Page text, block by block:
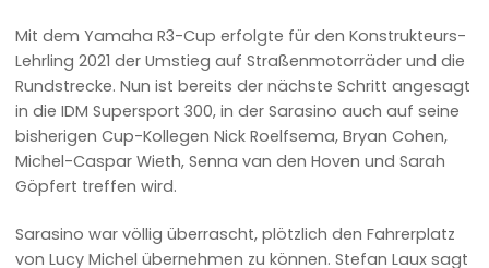
Mit dem Yamaha R3-Cup erfolgte für den Konstrukteurs-
Lehrling 2021 der Umstieg auf Straßenmotorräder und die
Rundstrecke. Nun ist bereits der nächste Schritt angesagt
in die IDM Supersport 300, in der Sarasino auch auf seine
bisherigen Cup-Kollegen Nick Roelfsema, Bryan Cohen,
Michel-Caspar Wieth, Senna van den Hoven und Sarah
Göpfert treffen wird.
Sarasino war völlig überrascht, plötzlich den Fahrerplatz
von Lucy Michel übernehmen zu können. Stefan Laux sagt